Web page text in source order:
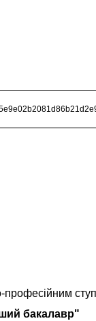
професійним
бакалавр"